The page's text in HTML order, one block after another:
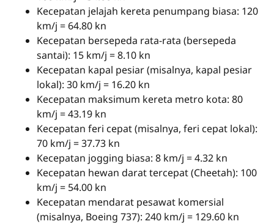
Kecepatan jelajah kereta penumpang biasa: 120
km/j = 64.80 kn
Kecepatan bersepeda rata-rata (bersepeda
santai): 15 km/j = 8.10 kn
Kecepatan kapal pesiar (misalnya, kapal pesiar
lokal): 30 km/j = 16.20 kn
Kecepatan maksimum kereta metro kota: 80
km/j = 43.19 kn
Kecepatan feri cepat (misalnya, feri cepat lokal):
70 km/j = 37.73 kn
Kecepatan jogging biasa: 8 km/j = 4.32 kn
Kecepatan hewan darat tercepat (Cheetah): 100
km/j = 54.00 kn
Kecepatan mendarat pesawat komersial
(misalnya, Boeing 737): 240 km/j = 129.60 kn